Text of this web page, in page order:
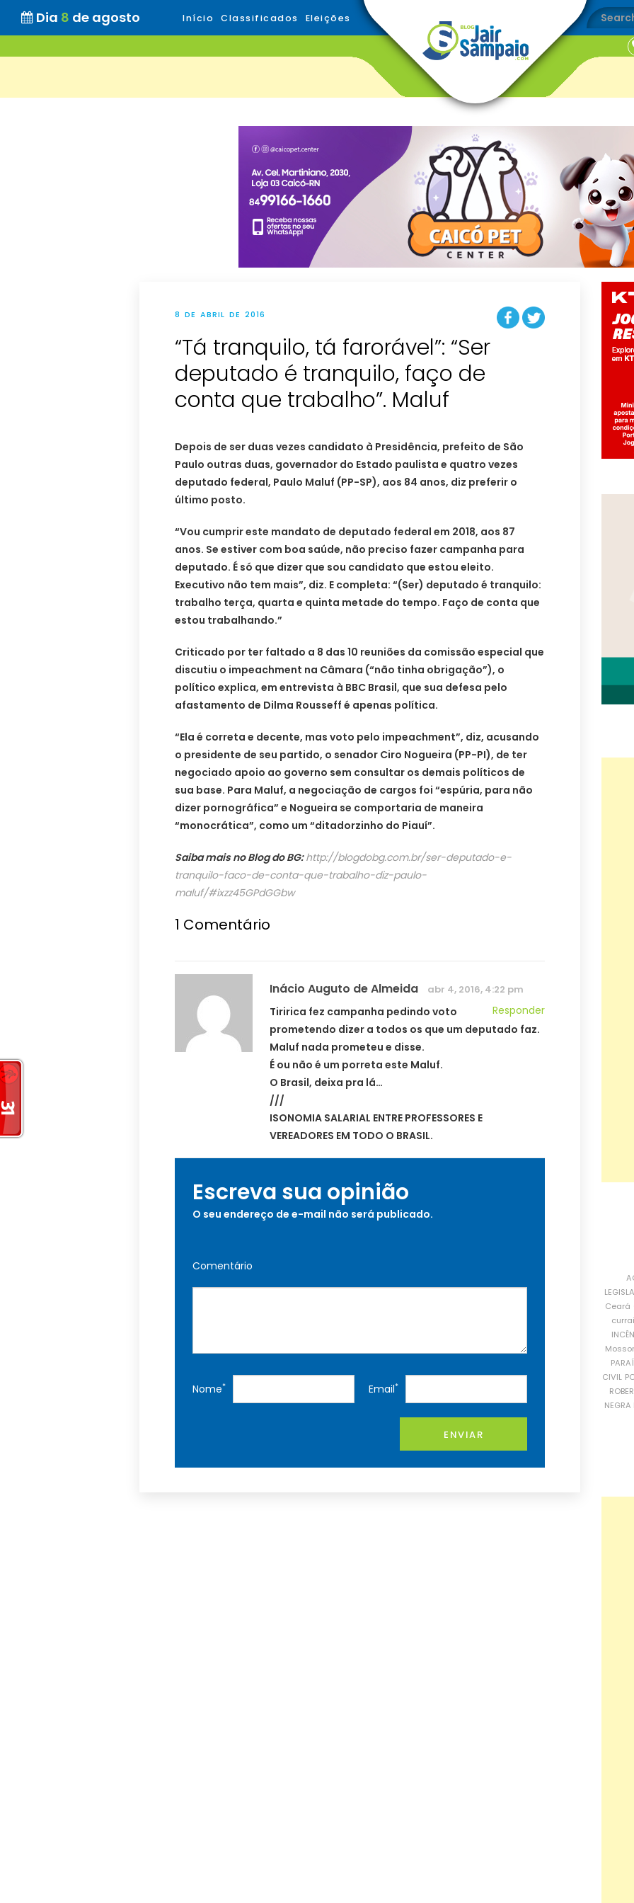
Dia 8 de agosto Início Classificados Eleições
8 DE ABRIL DE 2016
“Tá tranquilo, tá farorável”: “Ser
deputado é tranquilo, faço de
conta que trabalho”. Maluf
Depois de ser duas vezes candidato à Presidência, prefeito de São
Paulo outras duas, governador do Estado paulista e quatro vezes
deputado federal, Paulo Maluf (PP-SP), aos 84 anos, diz preferir o
último posto.
“Vou cumprir este mandato de deputado federal em 2018, aos 87
anos. Se estiver com boa saúde, não preciso fazer campanha para
deputado. É só que dizer que sou candidato que estou eleito.
Executivo não tem mais”, diz. E completa: “(Ser) deputado é tranquilo:
trabalho terça, quarta e quinta metade do tempo. Faço de conta que
estou trabalhando.”
Criticado por ter faltado a 8 das 10 reuniões da comissão especial que
discutiu o impeachment na Câmara (“não tinha obrigação”), o
político explica, em entrevista à BBC Brasil, que sua defesa pelo
afastamento de Dilma Rousseff é apenas política.
“Ela é correta e decente, mas voto pelo impeachment”, diz, acusando
o presidente de seu partido, o senador Ciro Nogueira (PP-PI), de ter
negociado apoio ao governo sem consultar os demais políticos de
sua base. Para Maluf, a negociação de cargos foi “espúria, para não
dizer pornográfica” e Nogueira se comportaria de maneira
“monocrática”, como um “ditadorzinho do Piauí”.
Saiba mais no Blog do BG:http://blogdobg.com.br/ser-deputado-e-
tranquilo-faco-de-conta-que-trabalho-diz-paulo-
maluf/#ixzz45GPdGGbw
1 Comentário
Inácio Auguto de Almeida abr 4, 2016, 4:22 pm
Responder
Tiririca fez campanha pedindo voto
prometendo dizer a todos os que um deputado faz.
Maluf nada prometeu e disse.
É ou não é um porreta este Maluf.
O Brasil, deixa pra lá…
///
ISONOMIA SALARIAL ENTRE PROFESSORES E
VEREADORES EM TODO O BRASIL.
Escreva sua opinião
O seu endereço de e-mail não será publicado.
Comentário
Nome* Email*
ENVIAR
Ceará
CIVIL
NEGRA